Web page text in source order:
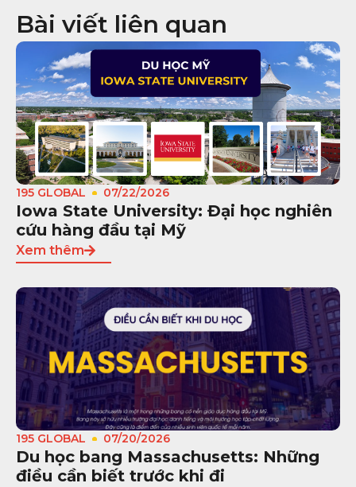
Bài viết liên quan
195 GLOBAL 07/22/2026
Iowa State University: Đại học nghiên
cứu hàng đầu tại Mỹ
Xem thêm
195 GLOBAL 07/20/2026
Du học bang Massachusetts: Những
điều cần biết trước khi đi